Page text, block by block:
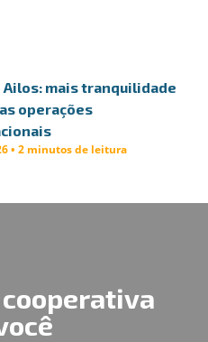
Ailos: mais tranquilidade
operações
• 2 minutos de leitura